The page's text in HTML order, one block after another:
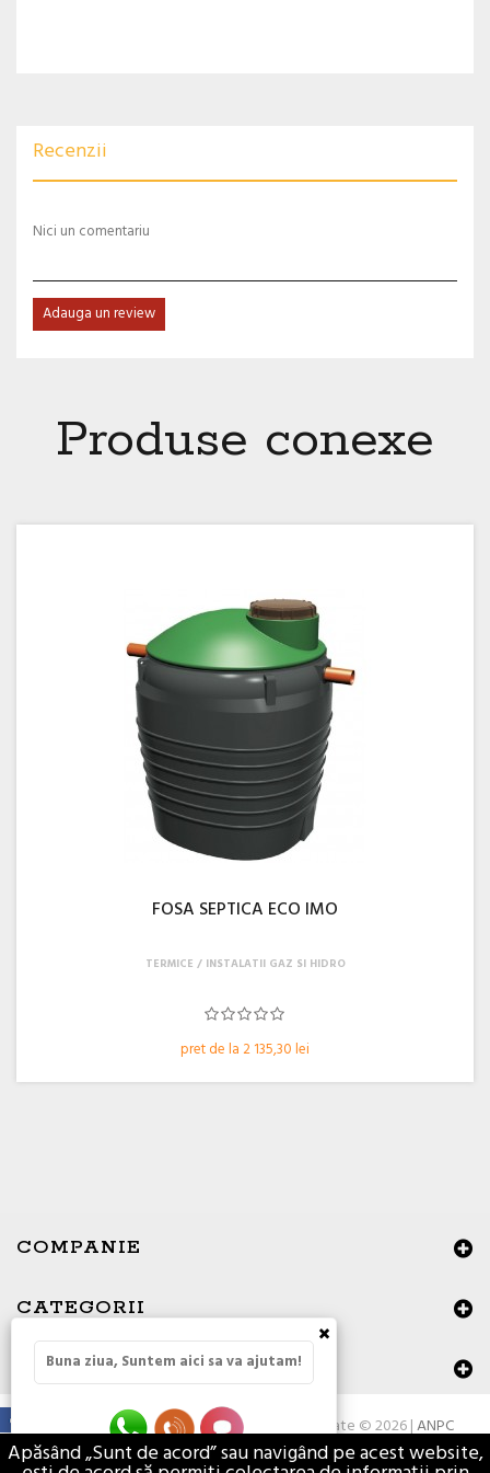
Recenzii
Nici un comentariu
Adauga un review
Produse conexe
FOSA SEPTICA ECO IMO
pret de la 2 135,30 lei
TERMICE INSTALATII GAZ SI HIDRO
COMPANIE
CATEGORII
DATE DE CONTACT
Toate drepturile rezervate © 2026 |ANPC
Apăsând „Sunt de acord” sau navigând pe acest website,
×
Buna ziua, Suntem aici sa va ajutam!